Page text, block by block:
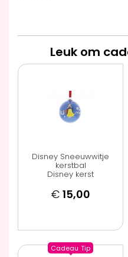
Leuk om
Disney Sneeuwwitje
kerstbal
Disney kerst
€ 15,00
Cadeau Tip